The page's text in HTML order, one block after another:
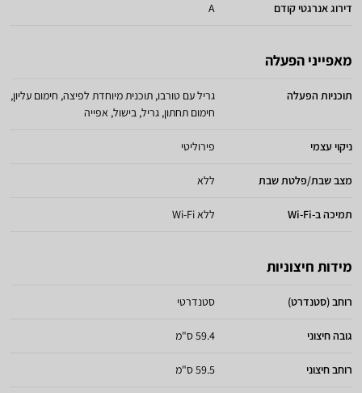
דירוג אנרגטי קודם A
מאפייני הפעלה
תוכניות הפעלה
גריל עם טורבו, תוכנית מיוחדת לפיצה, חימום עליון,
חימום תחתון, גריל, בישול, אפייה
ניקוי עצמי פירוליטי
מצב שבת/פלטת שבת ללא
תמיכה ב-Wi-Fi ללא Wi-Fi
מידות חיצוניות
רוחב (סטנדרט) סטנדרטי
גובה חיצוני 59.4 ס"מ
רוחב חיצוני 59.5 ס"מ